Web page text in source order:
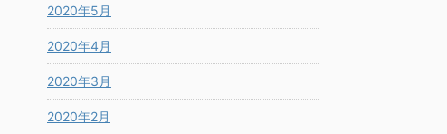
2020年5月
2020年4月
2020年3月
2020年2月